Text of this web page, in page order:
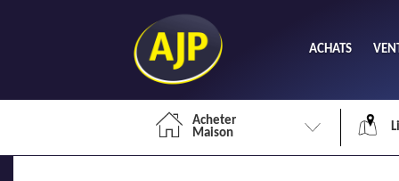
ACHATS
Acheter
Maison